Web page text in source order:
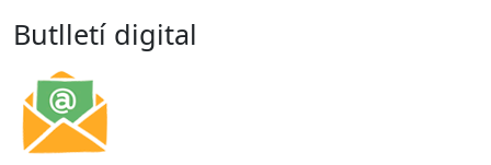
Butlletí digital